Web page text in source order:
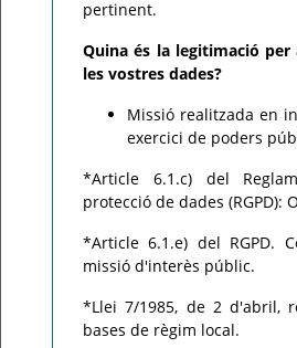
pertinent.
Quina és la legitimació
les vostres dades?
Missió realitzada en
exercici de poders
*Article 6.1.c) del
protecció de dades (RGPD):
*Article 6.1.e) del RGPD.
missió d'interès públic.
*Llei 7/1985, de 2 d'abril,
bases de règim local.